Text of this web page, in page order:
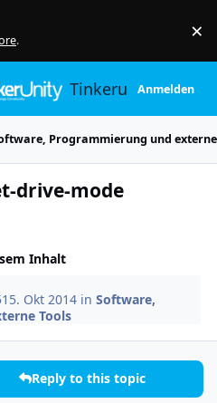
. ×
TinkerunityAnmelden
Programmierung und
drive-mode
Inhalt
15. Okt 2014 inSoftware,
Tools
Reply to this topic